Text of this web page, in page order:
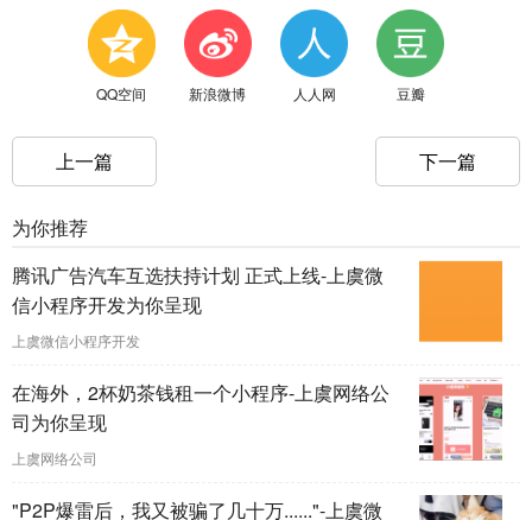
QQ空间 新浪微博 人人网 豆瓣
上一篇 下一篇
为你推荐
腾讯广告汽车互选扶持计划 正式上线-上虞微
信小程序开发为你呈现
上虞微信小程序开发
在海外，2杯奶茶钱租一个小程序-上虞网络公
司为你呈现
上虞网络公司
"P2P爆雷后，我又被骗了几十万......"-上虞微